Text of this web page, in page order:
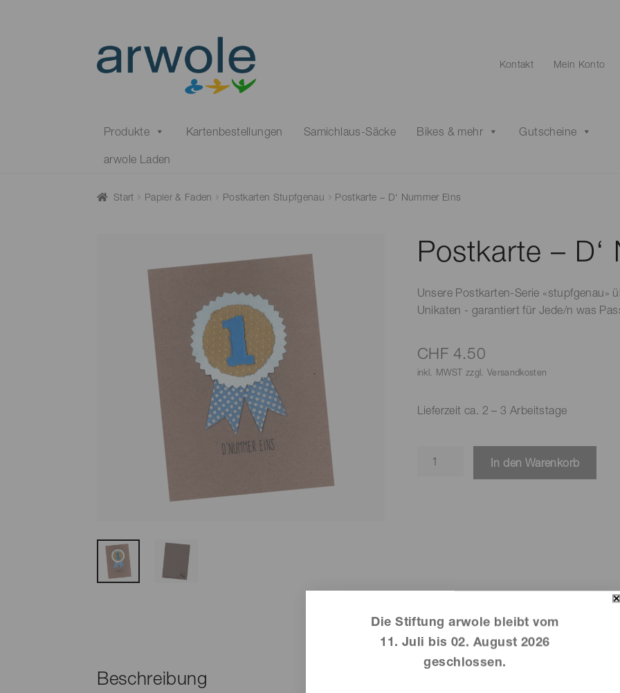
to
navigation
to
content
Kontakt Mein Konto
Produkte Kartenbestellungen Samichlaus-Säcke Bikes & mehr Gutscheine
arwole Laden
Start Papier & Faden Postkarten Stupfgenau Postkarte – D‘ Nummer Eins
Postkarte – D‘
Unsere Postkarten-Serie «stupfgenau»
Unikaten - garantiert für Jede/n was
CHF 4.50
inkl. MWST zzgl. Versandkosten
Lieferzeit ca. 2 – 3 Arbeitstage
In den Warenkorb
Beschreibung
Die Stiftung arwole bleibt vom
11. Juli bis 02. August 2026
geschlossen.